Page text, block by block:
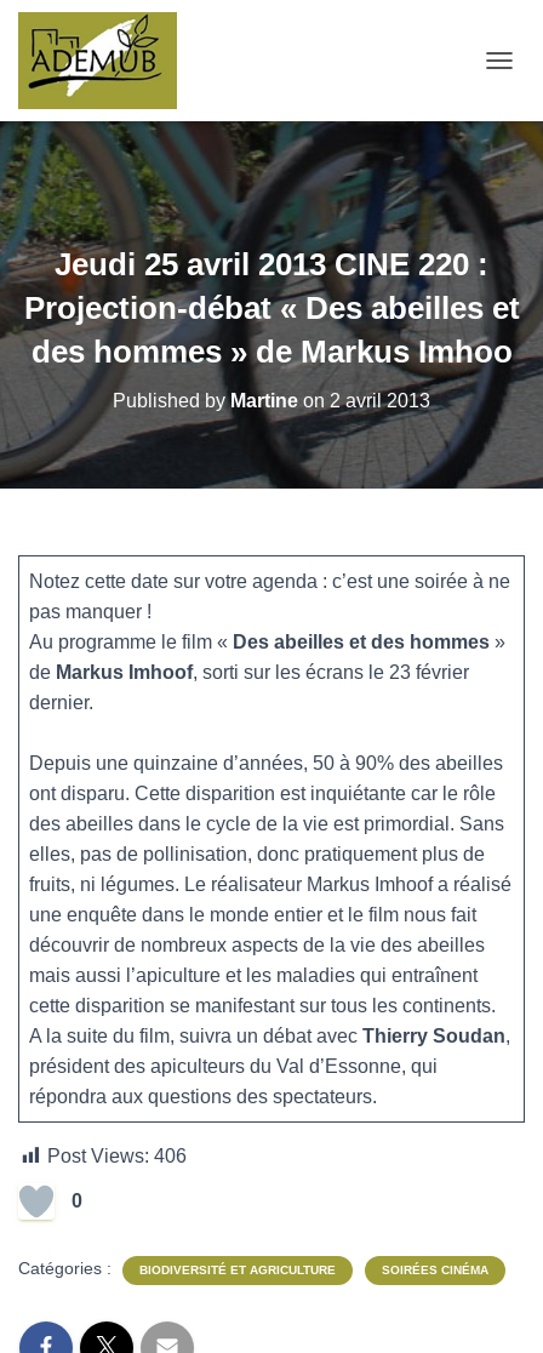
Jeudi 25 avril 2013 CINE 220 :
Projection-débat « Des abeilles et
des hommes » de Markus Imhoo
Published byMartine on 2 avril 2013
Notez cette date sur votre agenda : c’est une soirée à ne
pas manquer !
Au programme le film « Des abeilles et des hommes »
de Markus Imhoof, sorti sur les écrans le 23 février
dernier.
Depuis une quinzaine d’années, 50 à 90% des abeilles
ont disparu. Cette disparition est inquiétante car le rôle
des abeilles dans le cycle de la vie est primordial. Sans
elles, pas de pollinisation, donc pratiquement plus de
fruits, ni légumes. Le réalisateur Markus Imhoof a réalisé
une enquête dans le monde entier et le film nous fait
découvrir de nombreux aspects de la vie des abeilles
mais aussi l’apiculture et les maladies qui entraînent
cette disparition se manifestant sur tous les continents.
A la suite du film, suivra un débat avec Thierry Soudan,
président des apiculteurs du Val d’Essonne, qui
répondra aux questions des spectateurs.
Post Views: 406
0
Catégories : BIODIVERSITÉ ET AGRICULTURE SOIRÉES CINÉMA